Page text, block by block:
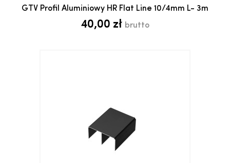
GTV Profil Aluminiowy HR Flat Line 10/4mm L- 3m
40,00 zł brutto